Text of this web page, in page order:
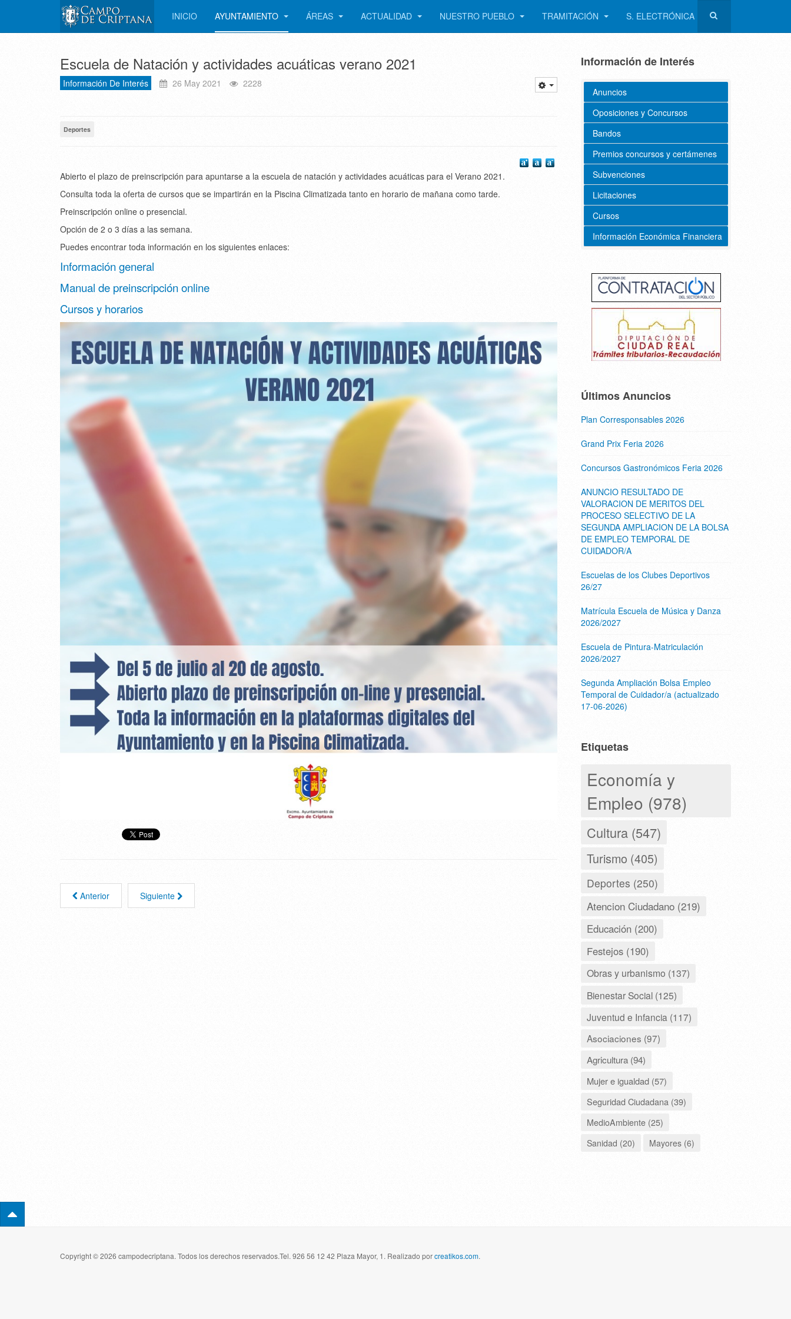
INICIO AYUNTAMIENTO ÁREAS ACTUALIDAD NUESTRO PUEBLO TRAMITACIÓN S. ELECTRÓNICA
Escuela de Natación y actividades acuáticas verano 2021
Información De Interés 26 May 2021 2228
Deportes
Abierto el plazo de preinscripción para apuntarse a la escuela de natación y actividades acuáticas para el Verano 2021.
Consulta toda la oferta de cursos que se impartirán en la Piscina Climatizada tanto en horario de mañana como tarde.
Preinscripción online o presencial.
Opción de 2 o 3 días a las semana.
Puedes encontrar toda información en los siguientes enlaces:
Información general
Manual de preinscripción online
Cursos y horarios
Anterior Siguiente
Información de Interés
Anuncios
Oposiciones y Concursos
Bandos
Premios concursos y certámenes
Subvenciones
Licitaciones
Cursos
Información Económica Financiera
Últimos Anuncios
Plan Corresponsables 2026
Grand Prix Feria 2026
Concursos Gastronómicos Feria 2026
ANUNCIO RESULTADO DE
VALORACION DE MERITOS DEL
PROCESO SELECTIVO DE LA
SEGUNDA AMPLIACION DE LA BOLSA
DE EMPLEO TEMPORAL DE
CUIDADOR/A
Escuelas de los Clubes Deportivos
26/27
Matrícula Escuela de Música y Danza
2026/2027
Escuela de Pintura-Matriculación
2026/2027
Segunda Ampliación Bolsa Empleo
Temporal de Cuidador/a (actualizado
17-06-2026)
Etiquetas
Economía y
Empleo (978)
Cultura (547)
Turismo (405)
Deportes (250)
Atencion Ciudadano (219)
Educación (200)
Festejos (190)
Obras y urbanismo (137)
Bienestar Social (125)
Juventud e Infancia (117)
Asociaciones (97)
Agricultura (94)
Mujer e igualdad (57)
Seguridad Ciudadana (39)
MedioAmbiente (25)
Sanidad (20)
Mayores (6)
Copyright © 2026 campodecriptana. Todos los derechos reservados.Tel. 926 56 12 42 Plaza Mayor, 1. Realizado porcreatikos.com.